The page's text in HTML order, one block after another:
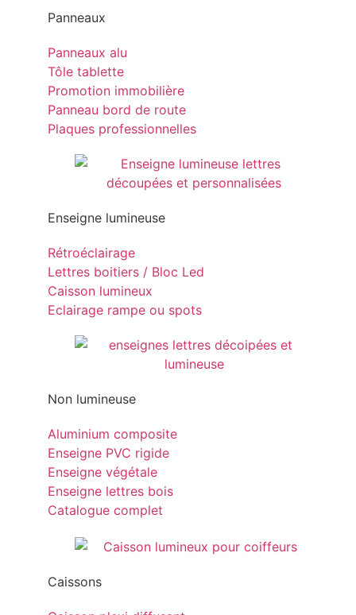
Panneaux
Panneaux alu
Tôle tablette
Promotion immobilière
Panneau bord de route
Plaques professionnelles
Enseigne lumineuse
Rétroéclairage
Lettres boitiers / Bloc Led
Caisson lumineux
Eclairage rampe ou spots
Non lumineuse
Aluminium composite
Enseigne PVC rigide
Enseigne végétale
Enseigne lettres bois
Catalogue complet
Caissons